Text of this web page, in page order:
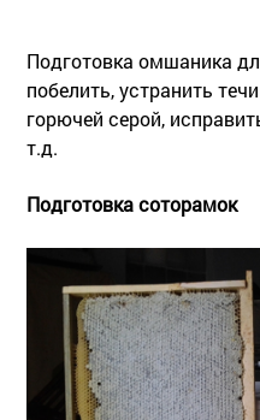
Подготовка омшаника
побелить, устранить
горючей серой,
т.д.
Подготовка соторамок